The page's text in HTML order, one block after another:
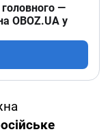
—
OBOZ.UA у